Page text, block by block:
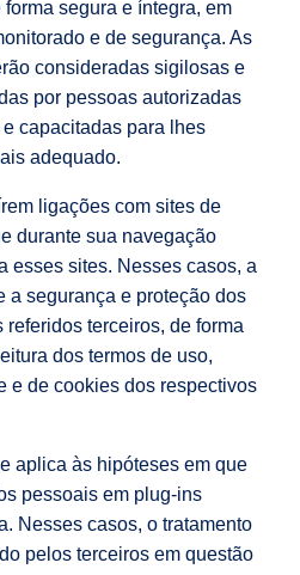
segura e íntegra, em
e de segurança. As
consideradas sigilosas e
por pessoas autorizadas
capacitadas para lhes
adequado.
ligações com sites de
durante sua navegação
esses sites. Nesses casos, a
a segurança e proteção dos
terceiros, de forma
dos termos de uso,
e de cookies dos respectivos
aplica às hipóteses em que
pessoais em plug-ins
Nesses casos, o tratamento
pelos terceiros em questão